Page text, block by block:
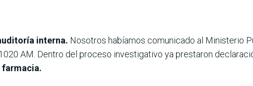
interna. Nosotros habíamos comunicado al Ministerio
AM. Dentro del proceso investigativo ya prestaron